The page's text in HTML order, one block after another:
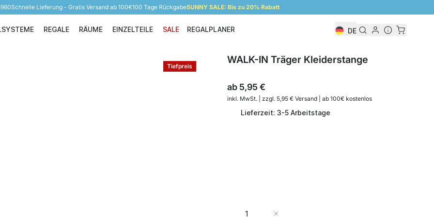
Schnelle Lieferung - Gratis Versand ab 100€100 Tage RückgabeSUNNY SALE: Bis zu 20% Rabatt
Regalsysteme
REGALE
Regale
RÄUME
Räume
EINZELTEILE
Einzelteile
SALE REGALPLANER DE
Tiefpreis
WALK-IN Träger Kleiderstange
ab 5,95 €
inkl. MwSt. | zzgl. 5,95 € Versand | ab 100€ kostenlos
Lieferzeit: 3-5 Arbeitstage
Menge